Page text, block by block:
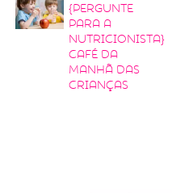
{Pergunte
para a
nutricionista}
Café da
manhã das
crianças